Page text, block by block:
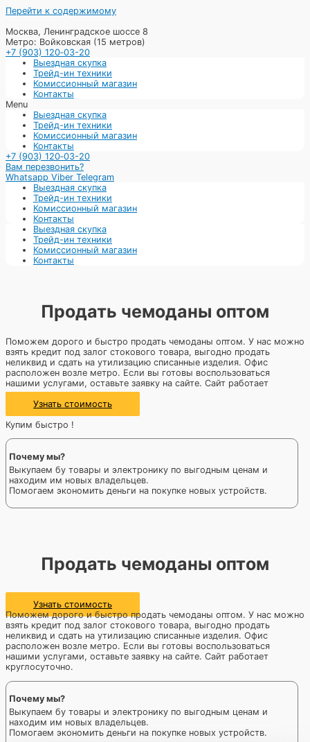
Перейти к содержимому
Москва, Ленинградское шоссе 8
Метро: Войковская (15 метров)
+7 (903) 120‑03-20
Выездная скупка
Трейд-ин техники
Комиссионный магазин
Контакты
Menu
Выездная скупка
Трейд-ин техники
Комиссионный магазин
Контакты
+7 (903) 120‑03-20
Вам перезвонить?
Whatsapp Viber Telegram
Выездная скупка
Трейд-ин техники
Комиссионный магазин
Контакты
Выездная скупка
Трейд-ин техники
Комиссионный магазин
Контакты
Продать чемоданы оптом
Поможем дорого и быстро продать чемоданы оптом. У нас можно
взять кредит под залог стокового товара, выгодно продать
неликвид и сдать на утилизацию списанные изделия. Офис
расположен возле метро. Если вы готовы воспользоваться
нашими услугами, оставьте заявку на сайте. Сайт работает
круглосуточно.
Узнать стоимость
Купим быстро !
Почему мы?
Выкупаем бу товары и электронику по выгодным ценам и
находим им новых владельцев.
Помогаем экономить деньги на покупке новых устройств.
Продать чемоданы оптом
Узнать стоимость
Поможем дорого и быстро продать чемоданы оптом. У нас можно
взять кредит под залог стокового товара, выгодно продать
неликвид и сдать на утилизацию списанные изделия. Офис
расположен возле метро. Если вы готовы воспользоваться
нашими услугами, оставьте заявку на сайте. Сайт работает
круглосуточно.
Почему мы?
Выкупаем бу товары и электронику по выгодным ценам и
находим им новых владельцев.
Помогаем экономить деньги на покупке новых устройств.